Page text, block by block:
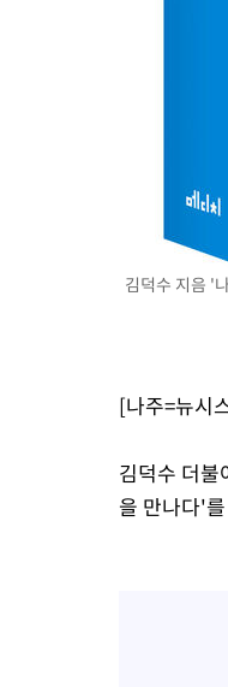
김덕수 지음 '
[나주=뉴시
김덕수 더
을 만나다'